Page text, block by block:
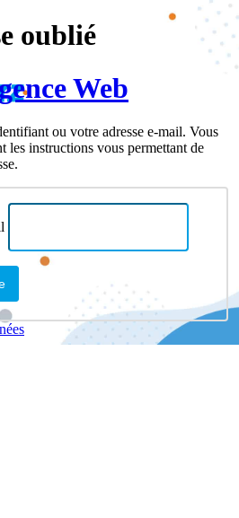
oublié
Web
ou votre adresse e-mail. Vous
les instructions vous permettant de